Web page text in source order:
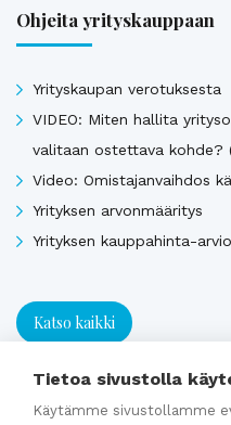
Ohjeita yrityskauppaan
Yrityskaupan verotuksesta
VIDEO: Miten hallita
valitaan ostettava kohde?
Video: Omistajanvaihdos
Yrityksen arvonmääritys
Yrityksen kauppahinta-arvio
Katso kaikki
Asiantuntijapalvelut
Tietoa sivustolla
Käytämme sivustollamme